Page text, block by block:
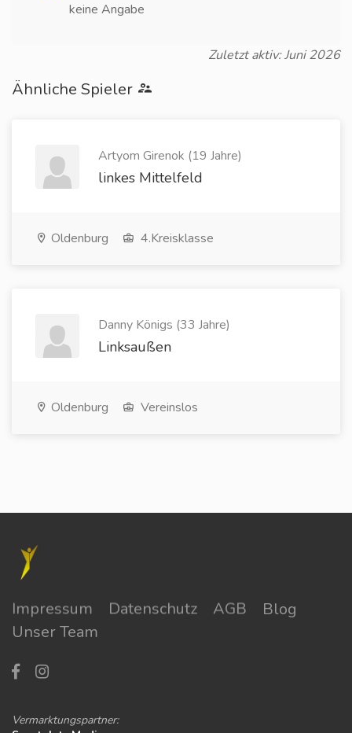
keine Angabe
Zuletzt aktiv: Juni 2026
Ähnliche Spieler
Artyom Girenok (19 Jahre)
linkes Mittelfeld
Oldenburg 4.Kreisklasse
Danny Königs (33 Jahre)
Linksaußen
Oldenburg Vereinslos
Impressum Datenschutz AGB
Blog
Unser Team
Vermarktungspartner: